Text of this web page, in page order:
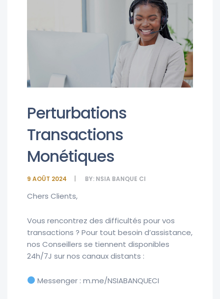
Perturbations
Transactions
Monétiques
9 AOÛT 2024 BY: NSIA BANQUE CI
Chers Clients,
Vous rencontrez des difficultés pour vos
transactions ? Pour tout besoin d’assistance,
nos Conseillers se tiennent disponibles
24h/7J sur nos canaux distants :
Messenger : m.me/NSIABANQUECI